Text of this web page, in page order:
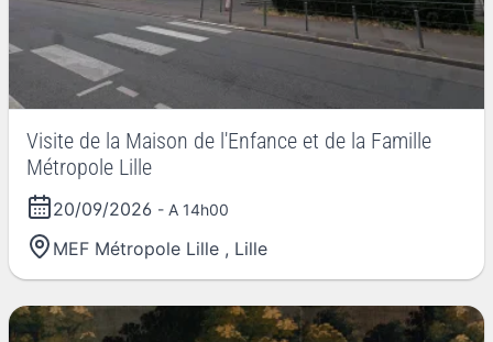
Visite de la Maison de l'Enfance et de la Famille
Métropole Lille
20/09/2026 - A 14h00
MEF Métropole Lille , Lille